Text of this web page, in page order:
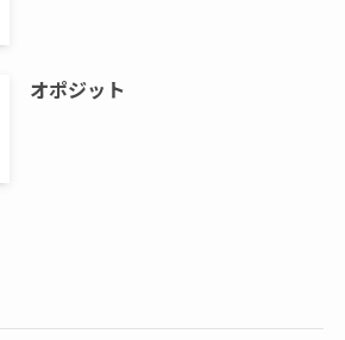
オポジット